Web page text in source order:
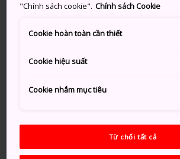
đừng bỏ lỡ
phức hợp chùa cổ xưa của Koyasan
Công trình đá tự nhiên lởm
Đi theo tuyến đường hành
Kodo cổ xưa xuyên qua những
"Chính sách cookie". Chính sách Cookie
Cookie hoàn toàn cần thiết
Cookie hiệu suất
Cookie nhắm mục tiêu
Từ chối tất cả